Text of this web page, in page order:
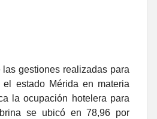
gestiones realizadas para
el estado Mérida en materia
la ocupación hotelera para
se ubicó en 78,96 por